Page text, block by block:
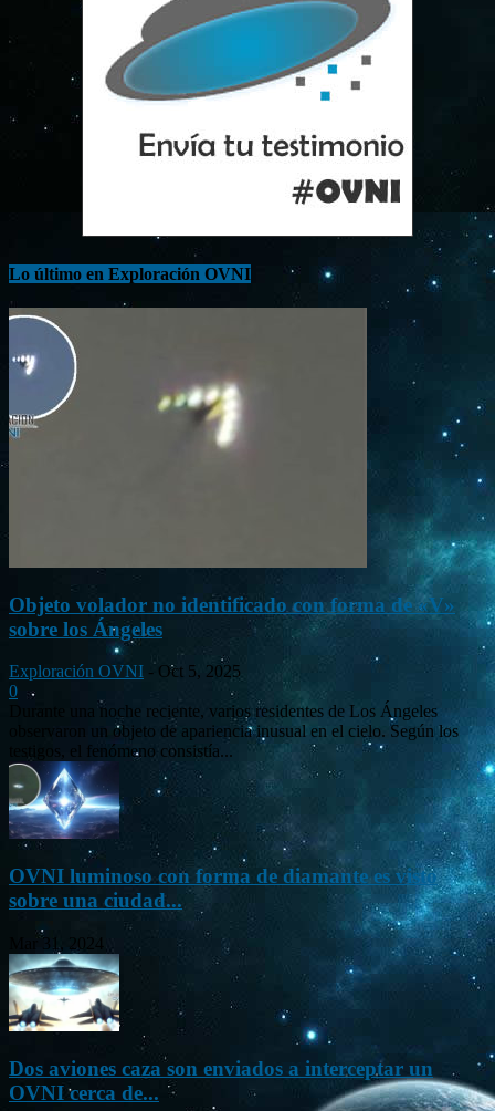
Lo último en Exploración OVNI
Objeto volador no identificado con forma de «V»
sobre los Ángeles
Exploración OVNI - Oct 5, 2025
0
Durante una noche reciente, varios residentes de Los Ángeles
observaron un objeto de apariencia inusual en el cielo. Según los
testigos, el fenómeno consistía...
OVNI luminoso con forma de diamante es visto
sobre una ciudad...
Mar 31, 2024
Dos aviones caza son enviados a interceptar un
OVNI cerca de...